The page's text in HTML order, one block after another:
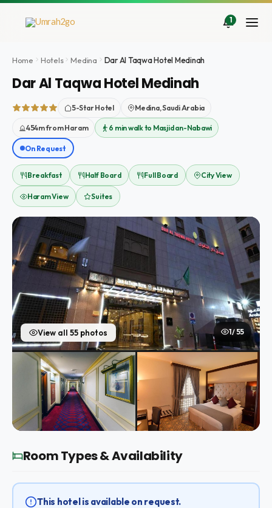
Doorgaan
1
Home Hotels Medina Dar Al Taqwa Hotel Medinah
Dar Al Taqwa Hotel Medinah
5-Star Hotel Medina, Saudi Arabia
454m from Haram 6 min walk to Masjid an-Nabawi
On Request
Breakfast Half Board Full Board City View
Haram View Suites
View all 55 photos 1 / 55
Room Types & Availability
This hotel is available on request.